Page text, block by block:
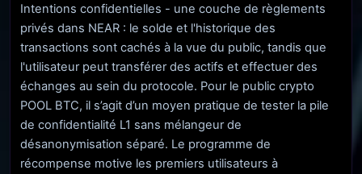
Intentions confidentielles - une couche de règlements
privés dans NEAR : le solde et l'historique des
transactions sont cachés à la vue du public, tandis que
l'utilisateur peut transférer des actifs et effectuer des
échanges au sein du protocole. Pour le public crypto
POOL BTC, il s’agit d’un moyen pratique de tester la pile
de confidentialité L1 sans mélangeur de
désanonymisation séparé. Le programme de
récompense motive les premiers utilisateurs à